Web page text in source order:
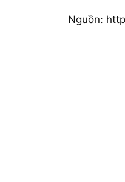
Nguồn: